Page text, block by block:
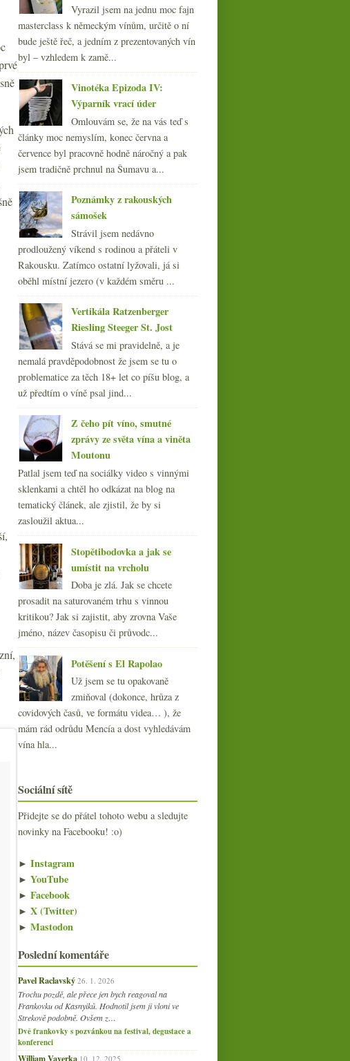
Vyrazil jsem na jednu moc fajn
masterclass k německým vínům, určitě o ní
bude ještě řeč, a jedním z prezentovaných vín
byl – vzhledem k zamě...
Vinotéka Epizoda IV:
Výparník vrací úder
Omlouvám se, že na vás teď s
články moc nemyslím, konec června a
července byl pracovně hodně náročný a pak
jsem tradičně prchnul na Šumavu a...
Poznámky z rakouských
sámošek
Strávil jsem nedávno
prodloužený víkend s rodinou a přáteli v
Rakousku. Zatímco ostatní lyžovali, já si
oběhl místní jezero (v každém směru ...
Vertikála Ratzenberger
Riesling Steeger St. Jost
Stává se mi pravidelně, a je
nemalá pravděpodobnost že jsem se tu o
problematice za těch 18+ let co píšu blog, a
už předtím o víně psal jind...
Z čeho pít víno, smutné
zprávy ze světa vína a viněta
Moutonu
Patlal jsem teď na sociálky video s vinnými
sklenkami a chtěl ho odkázat na blog na
tematický článek, ale zjistil, že by si
zasloužil aktua...
Stopětibodovka a jak se
umístit na vrcholu
Doba je zlá. Jak se chcete
prosadit na saturovaném trhu s vinnou
kritikou? Jak si zajistit, aby zrovna Vaše
jméno, název časopisu či průvodc...
Potěšení s El Rapolao
Už jsem se tu opakovaně
zmiňoval (dokonce, hrůza z
covidových časů, ve formátu videa… ), že
mám rád odrůdu Mencía a dost vyhledávám
vína hla...
Sociální sítě
Přidejte se do přátel tohoto webu a sledujte
novinky na Facebooku! :o)
► Instagram
► YouTube
► Facebook
► X (Twitter)
► Mastodon
Poslední komentáře
Pavel Raclavský 26. 1. 2026
Trochu pozdě, ale přece jen bych reagoval na
Frankovku od Kasnyiků. Hodnotil jsem ji vloni ve
Strekově podobně. Ovšem z…
Dvě frankovky s pozvánkou na festival, degustace a
konferenci
William Vaverka 10. 12. 2025